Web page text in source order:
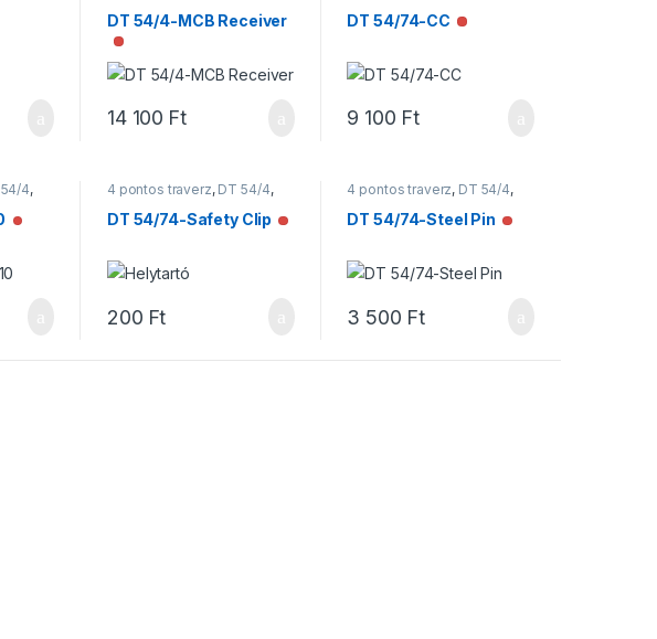
raktáron
Traverzek
DT 54/4-MCB Receiver
Nincs raktáron
14 100 Ft
Traverzek
DT 54/74-CC Nincs raktáron
9 100 Ft
4,
Nincs raktáron
4 pontos traverz, DT 54/4,
DT 54/74-Safety Clip Nincs raktáron
200 Ft
4 pontos traverz, DT 54/4,
DT 54/74-Steel Pin Nincs raktáron
3 500 Ft